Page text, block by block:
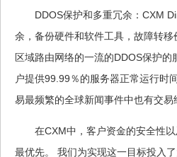
DDOS保护和多重冗余：CXM
余，备份硬件和软件工具，故障转
区域路由网络的一流的DDOS保护
户提供99.99％的服务器正常运行时
易最频繁的全球新闻事件中也有交易
在CXM中，客户资金的安全性
最优先。 我们为实现这一目标投入